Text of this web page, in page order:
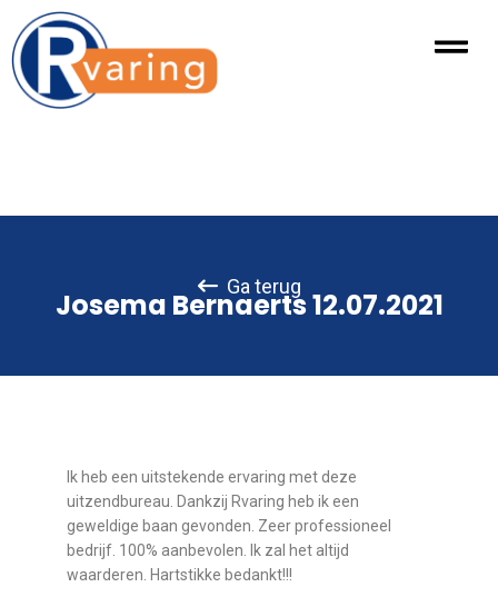
Ga terug
Josema Bernaerts 12.07.2021
Ik heb een uitstekende ervaring met deze
uitzendbureau. Dankzij Rvaring heb ik een
geweldige baan gevonden. Zeer professioneel
bedrijf. 100% aanbevolen. Ik zal het altijd
waarderen. Hartstikke bedankt!!!